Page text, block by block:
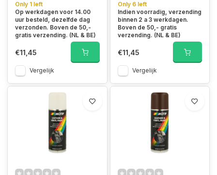
Only 1 left
Op werkdagen voor 14.00
uur besteld, dezelfde dag
verzonden. Boven de 50,-
gratis verzending. (NL & BE)
€11,45
Vergelijk
Only 6 left
Indien voorradig, verzending
binnen 2 a 3 werkdagen.
Boven de 50,- gratis
verzending. (NL & BE)
€11,45
Vergelijk